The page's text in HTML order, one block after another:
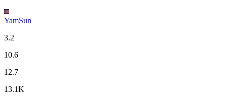
YamSun
3.2
10.6
12.7
13.1K